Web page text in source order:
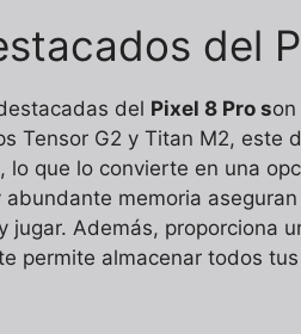
del
del Pixel 8 Pro s
Tensor G2 y Titan M2, este
lo que lo convierte en una
memoria
jugar. Además, proporciona
permite almacenar todos